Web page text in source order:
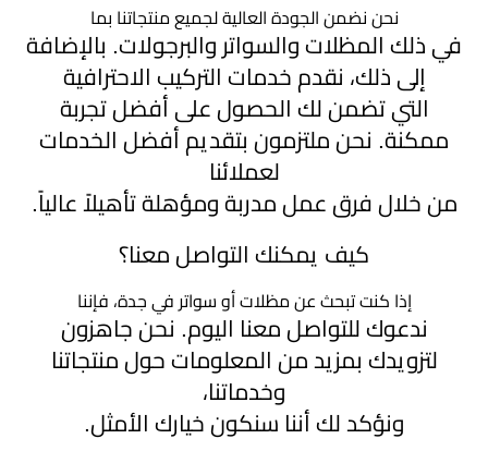
نحن نضمن الجودة العالية لجميع منتجاتنا بما
في ذلك المظلات والسواتر والبرجولات. بالإضافة
إلى ذلك، نقدم خدمات التركيب الاحترافية
التي تضمن لك الحصول على أفضل تجربة
ممكنة. نحن ملتزمون بتقديم أفضل الخدمات
لعملائنا
من خلال فرق عمل مدربة ومؤهلة تأهيلاً عالياً.
كيف يمكنك التواصل معنا؟
إذا كنت تبحث عن مظلات أو سواتر في جدة، فإننا
ندعوك للتواصل معنا اليوم. نحن جاهزون
لتزويدك بمزيد من المعلومات حول منتجاتنا
وخدماتنا،
ونؤكد لك أننا سنكون خيارك الأمثل.